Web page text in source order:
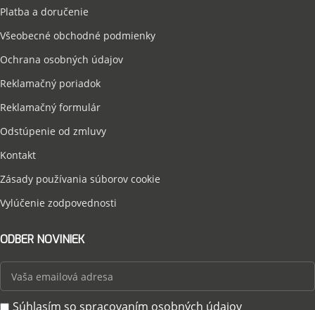
Platba a doručenie
Všeobecné obchodné podmienky
Ochrana osobných údajov
Reklamačný poriadok
Reklamačný formulár
Odstúpenie od zmluvy
Kontakt
Zásady používania súborov cookie
Vylúčenie zodpovednosti
ODBER NOVINIEK
Súhlasím so spracovaním osobných údajov